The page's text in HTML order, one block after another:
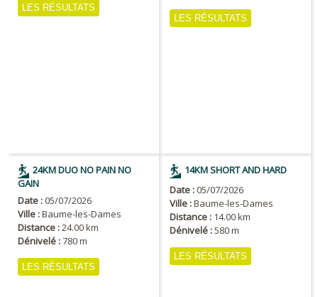
LES RÉSULTATS
LES RÉSULTATS
24KM DUO NO PAIN NO
GAIN
Date :05/07/2026
Ville :Baume-les-Dames
Distance :24.00 km
Dénivelé :780 m
LES RÉSULTATS
14KM SHORT AND HARD
Date :05/07/2026
Ville :Baume-les-Dames
Distance : 14.00 km
Dénivelé :580 m
LES RÉSULTATS